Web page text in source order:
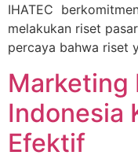
IHATEC
melakukan riset
percaya bahwa riset
Marketing
Indonesia
Efektif